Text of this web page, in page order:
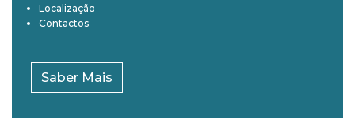
Localização
Contactos
Saber Mais